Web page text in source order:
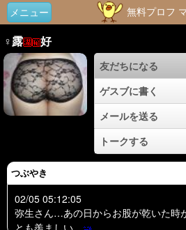
メニュー 無料プロフ
♀露 好
友だちになる
ゲスブに書く
メールを送る
トークする
つぶやき
02/05 05:12:05
弥生さん…あの日からお股が乾いた時
とも羨ましい…